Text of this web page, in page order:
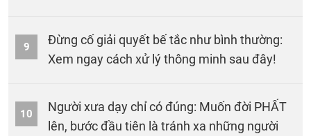
9
Đừng cố giải quyết bế tắc như bình thường:
Xem ngay cách xử lý thông minh sau đây!
10
Người xưa dạy chỉ có đúng: Muốn đời PHẤT
lên, bước đầu tiên là tránh xa những người